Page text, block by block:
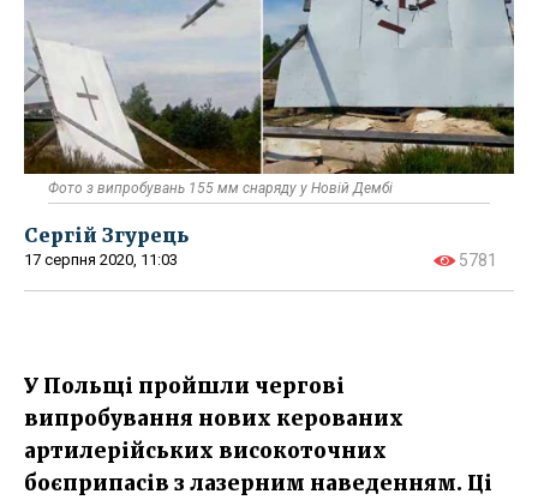
Фото з випробувань 155 мм снаряду у Новій Дембі
Сергій Згурець
17 серпня 2020, 11:03 5781
У Польщі пройшли чергові
випробування нових керованих
артилерійських високоточних
боєприпасів з лазерним наведенням. Ці